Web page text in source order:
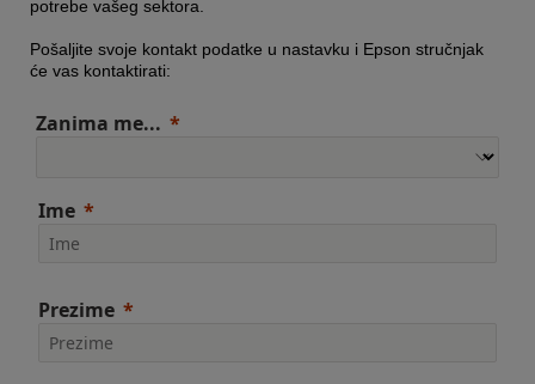
potrebe vašeg sektora.
Pošaljite svoje kontakt podatke u nastavku i Epson stručnjak
će vas kontaktirati:
Zanima me...
Ime
Prezime